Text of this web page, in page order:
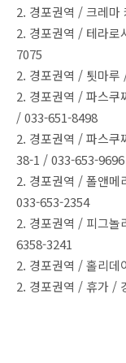
2. 경포권역 / 크레
2. 경포권역 / 테라
7075
2. 경포권역 / 툇마
2. 경포권역 / 파스쿠
/ 033-651-8498
2. 경포권역 / 파스쿠
38-1 / 033-653-9696
2. 경포권역 / 폴앤
033-653-2354
2. 경포권역 / 피그
6358-3241
2. 경포권역 / 홀리
2. 경포권역 / 휴가 /